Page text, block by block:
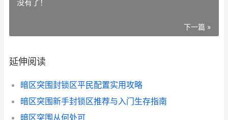
没有了！
下一篇 »
延伸阅读
暗区突围封锁区平民配置实用攻略
暗区突围新手封锁区推荐与入门生存指南
暗区突围从何处可